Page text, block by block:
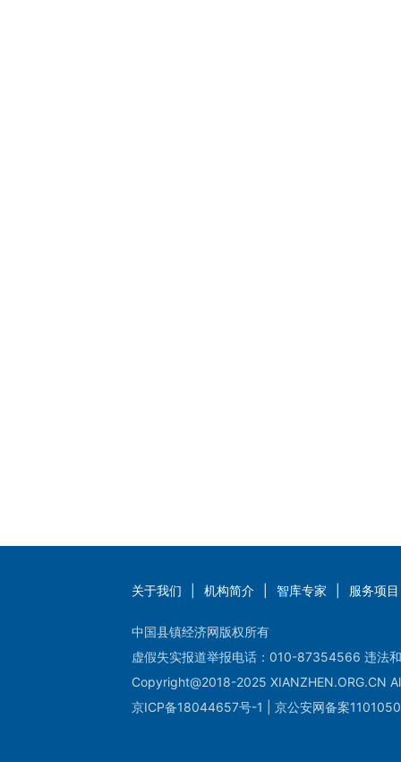
关于我们 机构简介 智库专家 服务项目
中国县镇经济网版权所有
虚假失实报道举报电话：010-87354566 违法
Copyright@2018-2025 XIANZHEN.ORG.CN
京ICP备18044657号-1 | 京公安网备案